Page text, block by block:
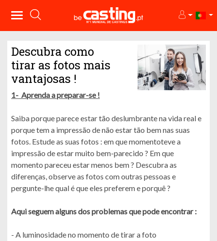
Descubra como
tirar as fotos mais
vantajosas !
1- Aprenda a preparar-se !
Saiba porque parece estar tão deslumbrante na vida real e
porque tem a impressão de não estar tão bem nas suas
fotos. Estude as suas fotos : em que momentoteve a
impressão de estar muito bem-parecido ? Em que
momento pareceu estar menos bem ? Descubra as
diferenças, observe as fotos com outras pessoas e
pergunte-lhe qual é que eles preferem e porquê ?
Aqui seguem alguns dos problemas que pode encontrar :
- A luminosidade no momento de tirar a foto